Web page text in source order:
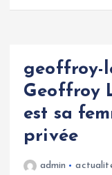
geoffroy-
Geoffroy
est sa
privée
admin